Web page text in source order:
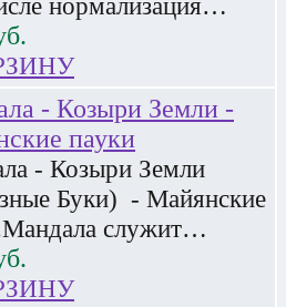
нормализация…
- Козыри Земли -
пауки
- Козыри Земли
Буки) - Майянские
служит…